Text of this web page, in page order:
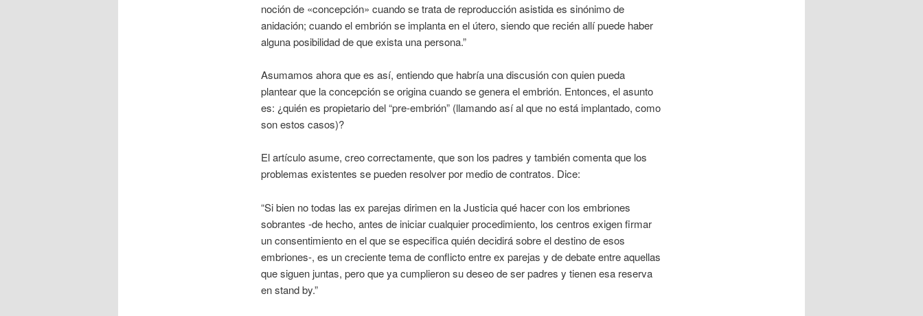
noción de «concepción» cuando se trata de reproducción asistida es sinónimo de
anidación; cuando el embrión se implanta en el útero, siendo que recién allí puede haber
alguna posibilidad de que exista una persona.”
Asumamos ahora que es así, entiendo que habría una discusión con quien pueda
plantear que la concepción se origina cuando se genera el embrión. Entonces, el asunto
es: ¿quién es propietario del “pre-embrión” (llamando así al que no está implantado, como
son estos casos)?
El artículo asume, creo correctamente, que son los padres y también comenta que los
problemas existentes se pueden resolver por medio de contratos. Dice:
“Si bien no todas las ex parejas dirimen en la Justicia qué hacer con los embriones
sobrantes -de hecho, antes de iniciar cualquier procedimiento, los centros exigen firmar
un consentimiento en el que se especifica quién decidirá sobre el destino de esos
embriones-, es un creciente tema de conflicto entre ex parejas y de debate entre aquellas
que siguen juntas, pero que ya cumplieron su deseo de ser padres y tienen esa reserva
en stand by.”